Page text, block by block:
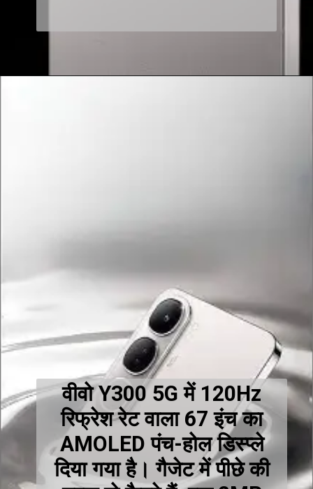
वीवो Y300 5G में 120Hz
रिफ्रेश रेट वाला 67 इंच का
AMOLED पंच-होल डिस्प्ले
दिया गया है। गैजेट में पीछे की